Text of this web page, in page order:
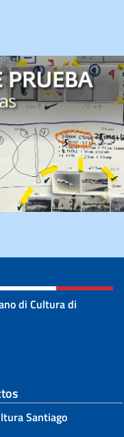
di Cultura di
Santiago